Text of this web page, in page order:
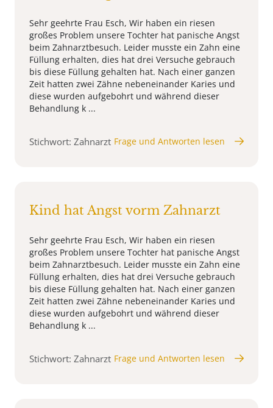
Sehr geehrte Frau Esch, Wir haben ein riesen
großes Problem unsere Tochter hat panische Angst
beim Zahnarztbesuch. Leider musste ein Zahn eine
Füllung erhalten, dies hat drei Versuche gebrauch
bis diese Füllung gehalten hat. Nach einer ganzen
Zeit hatten zwei Zähne nebeneinander Karies und
diese wurden aufgebohrt und während dieser
Behandlung k ...
Stichwort: Zahnarzt Frage und Antworten lesen
Kind hat Angst vorm Zahnarzt
Sehr geehrte Frau Esch, Wir haben ein riesen
großes Problem unsere Tochter hat panische Angst
beim Zahnarztbesuch. Leider musste ein Zahn eine
Füllung erhalten, dies hat drei Versuche gebrauch
bis diese Füllung gehalten hat. Nach einer ganzen
Zeit hatten zwei Zähne nebeneinander Karies und
diese wurden aufgebohrt und während dieser
Behandlung k ...
Stichwort: Zahnarzt Frage und Antworten lesen